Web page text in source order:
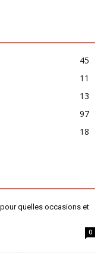
45
11
13
97
18
quelles occasions et
0